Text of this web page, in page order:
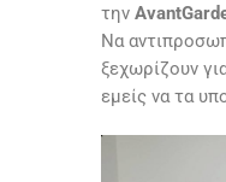
την
Να
ξεχωρίζουν
εμείς να τα